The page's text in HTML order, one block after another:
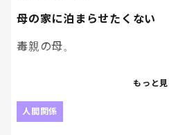
葉の8割以上が腹立つし理解
母の家に泊まらせたくない
毒親の母。
息子に1人でお泊まりおいで
本当にしつこいし、正直泊
もっと
人間関係